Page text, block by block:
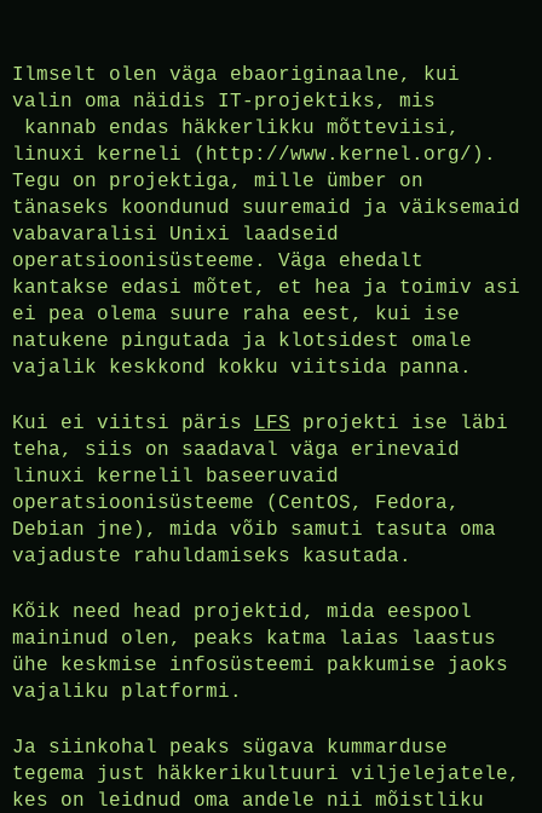
Ilmselt olen väga ebaoriginaalne, kui
valin oma näidis IT-projektiks, mis
kannab endas häkkerlikku mõtteviisi,
linuxi kerneli (http://www.kernel.org/).
Tegu on projektiga, mille ümber on
tänaseks koondunud suuremaid ja väiksemaid
vabavaralisi Unixi laadseid
operatsioonisüsteeme. Väga ehedalt
kantakse edasi mõtet, et hea ja toimiv asi
ei pea olema suure raha eest, kui ise
natukene pingutada ja klotsidest omale
vajalik keskkond kokku viitsida panna.
Kui ei viitsi päris LFS projekti ise läbi
teha, siis on saadaval väga erinevaid
linuxi kernelil baseeruvaid
operatsioonisüsteeme (CentOS, Fedora,
Debian jne), mida võib samuti tasuta oma
vajaduste rahuldamiseks kasutada.
Kõik need head projektid, mida eespool
maininud olen, peaks katma laias laastus
ühe keskmise infosüsteemi pakkumise jaoks
vajaliku platformi.
Ja siinkohal peaks sügava kummarduse
tegema just häkkerikultuuri viljelejatele,
kes on leidnud oma andele nii mõistliku